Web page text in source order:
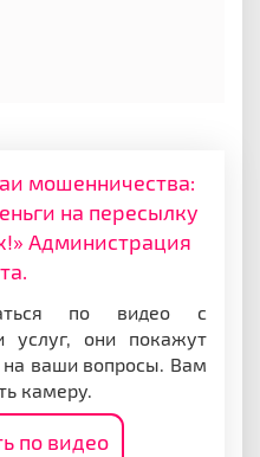
мошенничества:
на пересылку
Администрация
по видео с
услуг, они покажут
на ваши вопросы. Вам
камеру.
по видео